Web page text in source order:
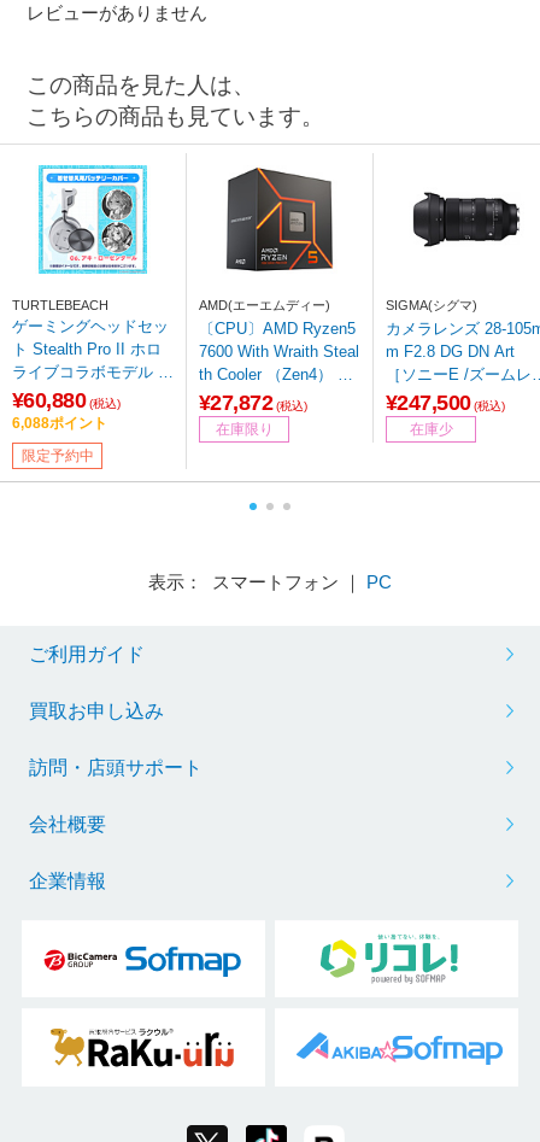
レビューがありません
この商品を見た人は、
こちらの商品も見ています。
TURTLEBEACH
ゲーミングヘッドセッ
ト Stealth Pro II ホロ
ライブコラボモデル 0
6)-アキ・ローゼンター
ル-ホワイト 【発売日
以降お届け】
¥60,880 (税込)
6,088ポイント
限定予約中
AMD(エーエムディー)
〔CPU〕AMD Ryzen5
7600 With Wraith Steal
th Cooler （Zen4） 10
0-100001015BOX ［A
MD Ryzen 5 /Socket A
M5 /グラフィックス搭
¥27,872 (税込)
在庫限り
SIGMA(シグマ)
カメラレンズ 28-
m F2.8 DG DN Art
［ソニーE /ズームレ
ズ］
¥247,500 (税込)
在庫少
表示： スマートフォン ｜ PC
ご利用ガイド
買取お申し込み
訪問・店頭サポート
会社概要
企業情報